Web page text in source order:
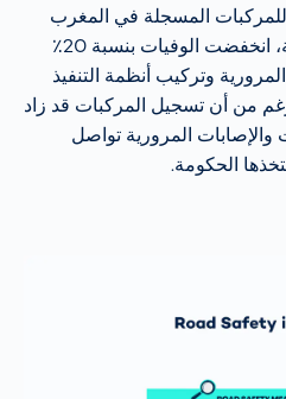
للمركبات المسجلة في المغرب
خلال العقود العشرين الماضية، انخفضت الوفيات بنسبة 20٪
وتركيب أنظمة التنفيذ
من أن تسجيل المركبات قد زاد
الوفيات والإصابات المرورية تواصل
الحكومة.